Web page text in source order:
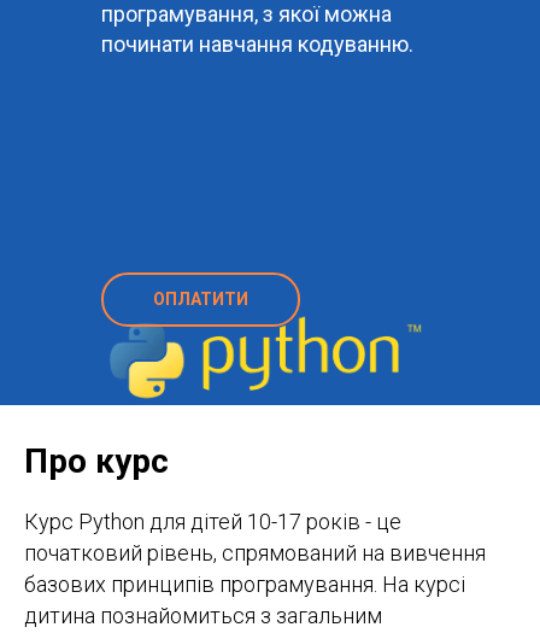
програмування, з якої можна
починати навчання кодуванню.
ОПЛАТИТИ
Про курс
Курс Python для дітей 10-17 років - це
початковий рівень, спрямований на вивчення
базових принципів програмування. На курсі
дитина познайомиться з загальним